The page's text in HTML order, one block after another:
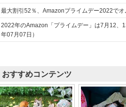
最大割引52％、Amazonプライムデー2022で
2022年のAmazon「プライムデー」は7月12
年07月07日）
おすすめコンテンツ